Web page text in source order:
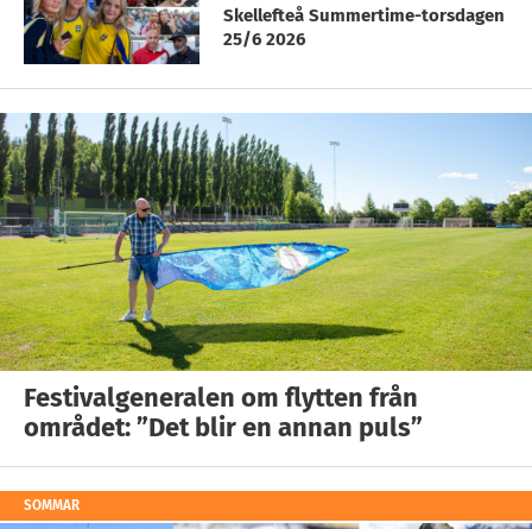
Skellefteå Summertime-torsdagen
25/6 2026
Festivalgeneralen om flytten från
området: ”Det blir en annan puls”
SOMMAR